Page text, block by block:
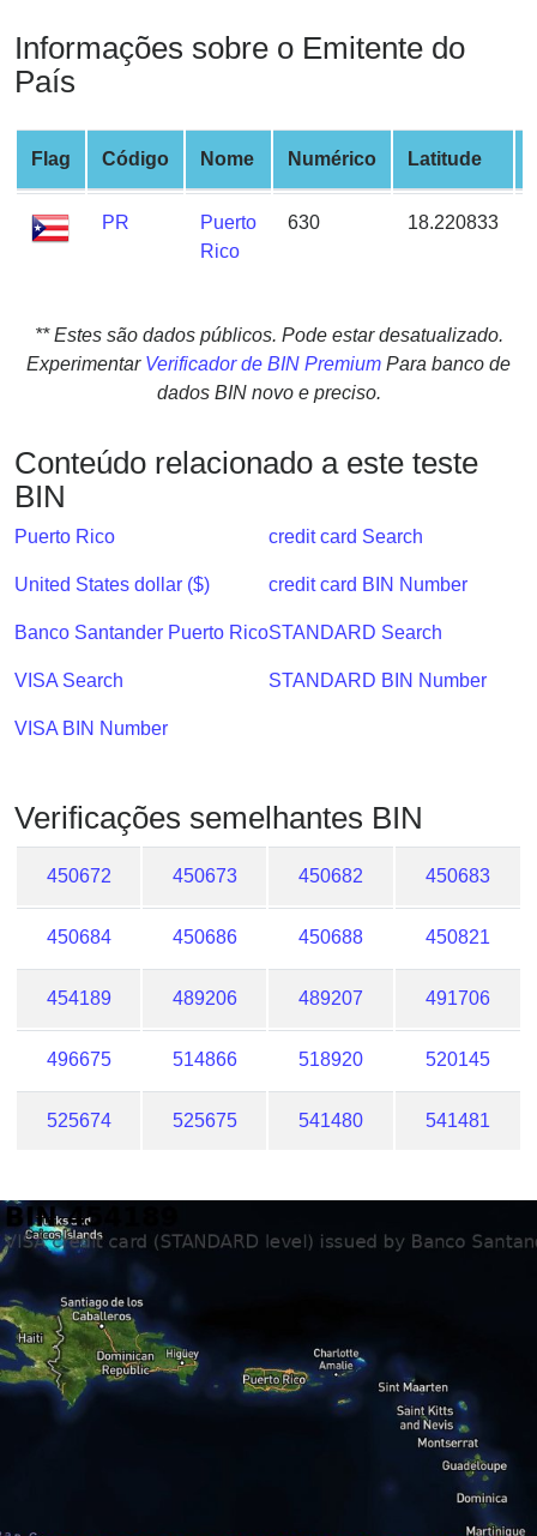
Checker
Service
What
is
My
IP
Address
IP
Lookup
Checker
/
Validator
Informações sobre o Emitente do
País
Flag Código Nome Numérico Latitude
PR
Puerto
Rico
630 18.220833
** Estes são dados públicos. Pode estar desatualizado.
Experimentar Verificador de BIN Premium Para banco de
dados BIN novo e preciso.
Conteúdo relacionado a este teste
BIN
Puerto Rico
United States dollar ($)
Banco Santander Puerto Rico
VISA Search
VISA BIN Number
credit card Search
credit card BIN Number
STANDARD Search
STANDARD BIN Number
Verificações semelhantes BIN
450672 450673 450682 450683
450684 450686 450688 450821
454189 489206 489207 491706
496675 514866 518920 520145
525674 525675 541480 541481